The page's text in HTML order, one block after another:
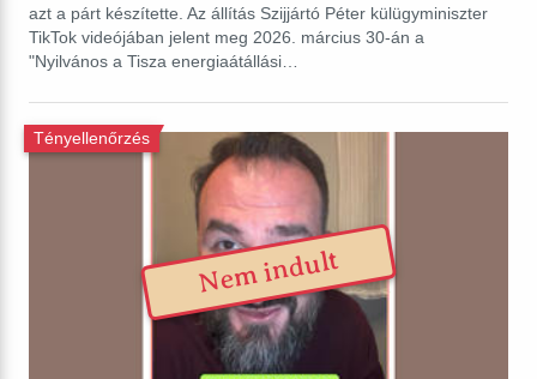
azt a párt készítette. Az állítás Szijjártó Péter külügyminiszter
TikTok videójában jelent meg 2026. március 30-án a
"Nyilvános a Tisza energiaátállási…
Tényellenőrzés
Nem indult